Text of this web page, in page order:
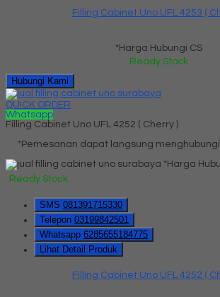
Filling Cabinet Uno UFL 4253 (
*Harga Hubungi CS
Ready Stock
Hubungi Kami
QUICK ORDER
Whatsapp
Filling Cabinet Uno UFL 4252 ( Cherry )
*Pemesanan dapat langsung
*Harga
Ready Stock
SMS 081391715330
Telepon 03199842501
Whatsapp 6285655184775
Lihat Detail Produk
Filling Cabinet Uno UFL 4252 (